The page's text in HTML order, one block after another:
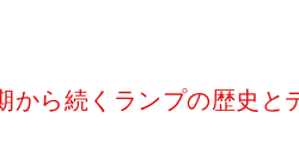
ら続くランプの歴史と